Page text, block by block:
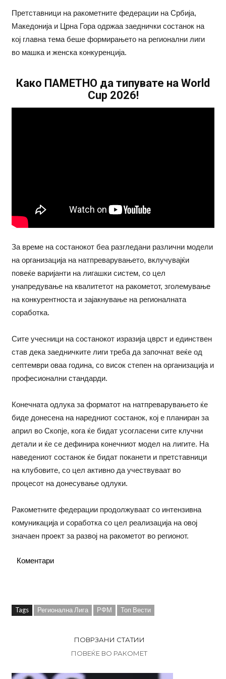
Претставници на ракометните федерации на Србија,
Македонија и Црна Гора одржаа заеднички состанок на
кој главна тема беше формирањето на регионални лиги
во машка и женска конкуренција.
Како ПАМЕТНО да типувате на World
Cup 2026!
За време на состанокот беа разгледани различни модели
на организација на натпреварувањето, вклучувајќи
повеќе варијанти на лигашки систем, со цел
унапредување на квалитетот на ракометот, зголемување
на конкурентноста и зајакнување на регионалната
соработка.
Сите учесници на состанокот изразија цврст и единствен
став дека заедничките лиги треба да започнат веќе од
септември оваа година, со висок степен на организација и
професионални стандарди.
Конечната одлука за форматот на натпреварувањето ќе
биде донесена на наредниот состанок, кој е планиран за
април во Скопје, кога ќе бидат усогласени сите клучни
детали и ќе се дефинира конечниот модел на лигите. На
наведениот состанок ќе бидат поканети и претставници
на клубовите, со цел активно да учествуваат во
процесот на донесување одлуки.
Ракометните федерации продолжуваат со интензивна
комуникација и соработка со цел реализација на овој
значаен проект за развој на ракометот во регионот.
Коментари
Tags Регионална Лига РФМ Топ Вести
ПОВРЗАНИ СТАТИИ
ПОВЕЌЕ ВО РАКОМЕТ